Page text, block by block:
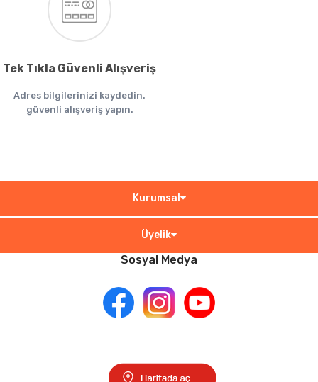
Tek Tıkla Güvenli Alışveriş
Adres bilgilerinizi kaydedin.
güvenli alışveriş yapın.
Kurumsal
Üyelik
Sosyal Medya